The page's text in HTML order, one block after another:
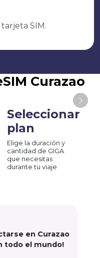
SIM.
Curazao
Seleccionar
plan
Elige la duración y
cantidad de GIGA
que necesitas
durante tu viaje
en Curazao
todo el mundo!